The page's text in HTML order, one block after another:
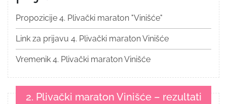
Propozicije 4. Plivački maraton "Vinišće"
Link za prijavu 4. Plivački maraton Vinišće
Vremenik 4. Plivački maraton Vinišće
2. Plivački maraton Vinišće – rezultati